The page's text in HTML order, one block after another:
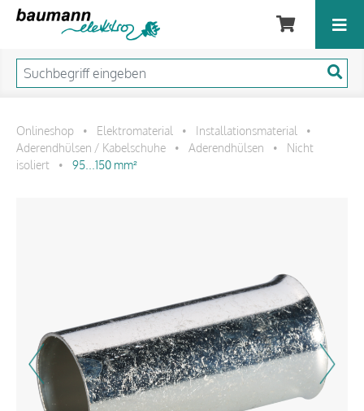
Onlineshop • Elektromaterial • Installationsmaterial
•
Aderendhülsen / Kabelschuhe
• Aderendhülsen •
Nicht
isoliert
• 95...150 mm²